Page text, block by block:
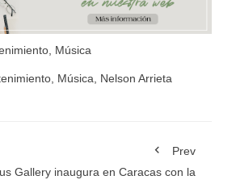
Música
Música Nelson Arrieta
Prev
Gallery inaugura en Caracas con la